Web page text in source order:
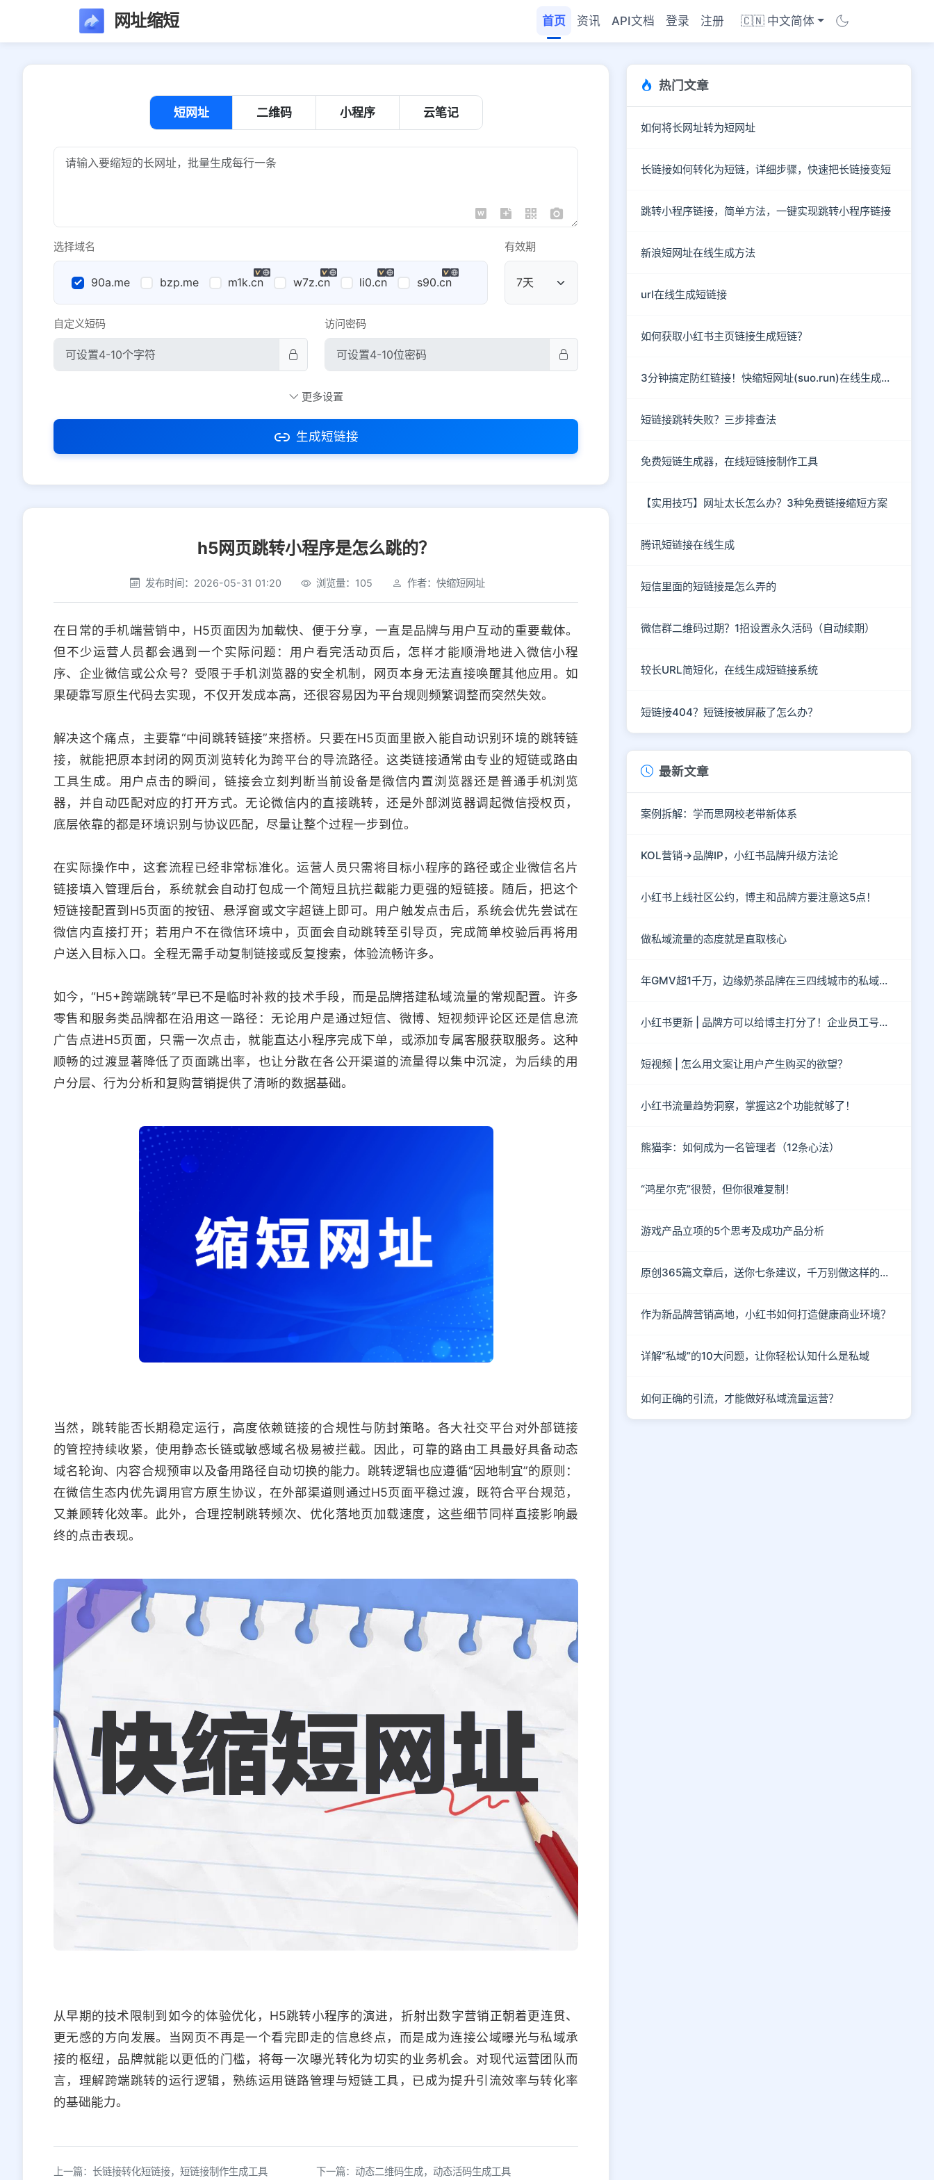
网址缩短 首页 资讯 API文档 登录 注册 🇨🇳 中文简体
短网址 二维码 小程序 云笔记
选择域名
90a.me bzp.me m1k.cn w7z.cn li0.cn s90.cn 公共域名
有效期
自定义短码 访问密码
社交平台 电商平台
选择防红平台类型，避免链接被拦截
平台设置
iOS Android PC 其他
更多设置
生成短链接
h5网页跳转小程序是怎么跳的？
发布时间：2026-05-31 01:20 浏览量：105 作者：快缩短网址
在日常的手机端营销中，H5页面因为加载快、便于分享，一直是品牌与用户互动的重要载体。
但不少运营人员都会遇到一个实际问题：用户看完活动页后，怎样才能顺滑地进入微信小程
序、企业微信或公众号？受限于手机浏览器的安全机制，网页本身无法直接唤醒其他应用。如
果硬靠写原生代码去实现，不仅开发成本高，还很容易因为平台规则频繁调整而突然失效。
解决这个痛点，主要靠“中间跳转链接”来搭桥。只要在H5页面里嵌入能自动识别环境的跳转链
接，就能把原本封闭的网页浏览转化为跨平台的导流路径。这类链接通常由专业的短链或路由
工具生成。用户点击的瞬间，链接会立刻判断当前设备是微信内置浏览器还是普通手机浏览
器，并自动匹配对应的打开方式。无论微信内的直接跳转，还是外部浏览器调起微信授权页，
底层依靠的都是环境识别与协议匹配，尽量让整个过程一步到位。
在实际操作中，这套流程已经非常标准化。运营人员只需将目标小程序的路径或企业微信名片
链接填入管理后台，系统就会自动打包成一个简短且抗拦截能力更强的短链接。随后，把这个
短链接配置到H5页面的按钮、悬浮窗或文字超链上即可。用户触发点击后，系统会优先尝试在
微信内直接打开；若用户不在微信环境中，页面会自动跳转至引导页，完成简单校验后再将用
户送入目标入口。全程无需手动复制链接或反复搜索，体验流畅许多。
如今，“H5+跨端跳转”早已不是临时补救的技术手段，而是品牌搭建私域流量的常规配置。许多
零售和服务类品牌都在沿用这一路径：无论用户是通过短信、微博、短视频评论区还是信息流
广告点进H5页面，只需一次点击，就能直达小程序完成下单，或添加专属客服获取服务。这种
顺畅的过渡显著降低了页面跳出率，也让分散在各公开渠道的流量得以集中沉淀，为后续的用
户分层、行为分析和复购营销提供了清晰的数据基础。
当然，跳转能否长期稳定运行，高度依赖链接的合规性与防封策略。各大社交平台对外部链接
的管控持续收紧，使用静态长链或敏感域名极易被拦截。因此，可靠的路由工具最好具备动态
域名轮询、内容合规预审以及备用路径自动切换的能力。跳转逻辑也应遵循“因地制宜”的原则：
在微信生态内优先调用官方原生协议，在外部渠道则通过H5页面平稳过渡，既符合平台规范，
又兼顾转化效率。此外，合理控制跳转频次、优化落地页加载速度，这些细节同样直接影响最
终的点击表现。
从早期的技术限制到如今的体验优化，H5跳转小程序的演进，折射出数字营销正朝着更连贯、
更无感的方向发展。当网页不再是一个看完即走的信息终点，而是成为连接公域曝光与私域承
接的枢纽，品牌就能以更低的门槛，将每一次曝光转化为切实的业务机会。对现代运营团队而
言，理解跨端跳转的运行逻辑，熟练运用链路管理与短链工具，已成为提升引流效率与转化率
的基础能力。
上一篇：长链接转化短链接，短链接制作生成工具 下一篇：动态二维码生成，动态活码生成工具
热门文章
如何将长网址转为短网址
长链接如何转化为短链，详细步骤，快速把长链接变短
跳转小程序链接，简单方法，一键实现跳转小程序链接
新浪短网址在线生成方法
url在线生成短链接
如何获取小红书主页链接生成短链？
3分钟搞定防红链接！快缩短网址(suo.run)在线生成指南
短链接跳转失败？三步排查法
免费短链生成器，在线短链接制作工具
【实用技巧】网址太长怎么办？3种免费链接缩短方案
腾讯短链接在线生成
短信里面的短链接是怎么弄的
微信群二维码过期？1招设置永久活码（自动续期）
较长URL简短化，在线生成短链接系统
短链接404？短链接被屏蔽了怎么办？
最新文章
案例拆解：学而思网校老带新体系
KOL营销→品牌IP，小红书品牌升级方法论
小红书上线社区公约，博主和品牌方要注意这5点！
做私域流量的态度就是直取核心
年GMV超1千万，边缘奶茶品牌在三四线城市的私域突围
小红书更新 | 品牌方可以给博主打分了！企业员工号取消了！
短视频 | 怎么用文案让用户产生购买的欲望？
小红书流量趋势洞察，掌握这2个功能就够了！
熊猫李：如何成为一名管理者（12条心法）
“鸿星尔克”很赞，但你很难复制！
游戏产品立项的5个思考及成功产品分析
原创365篇文章后，送你七条建议，千万别做这样的自媒体！
作为新品牌营销高地，小红书如何打造健康商业环境？
详解“私域”的10大问题，让你轻松认知什么是私域
如何正确的引流，才能做好私域流量运营？